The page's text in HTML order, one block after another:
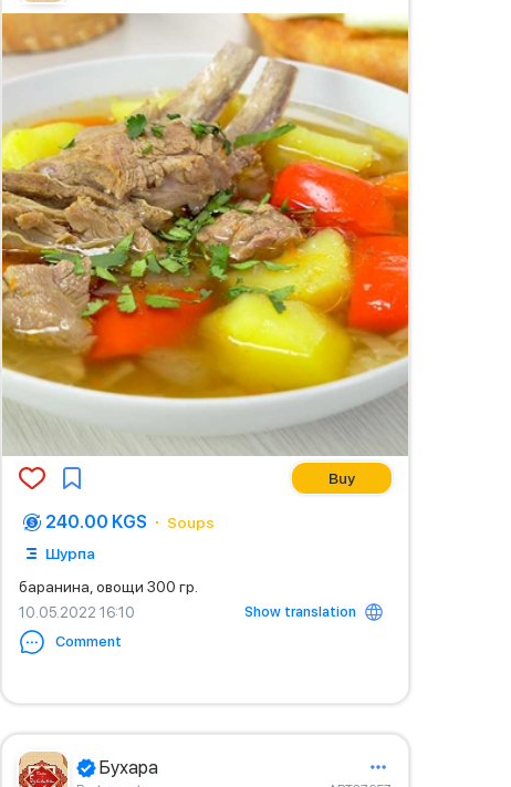
Buy
240.00 KGS
Soups
Шурпа
баранина, овощи 300 гр.
10.05.2022 16:10
Show translation
Comment
Бухара